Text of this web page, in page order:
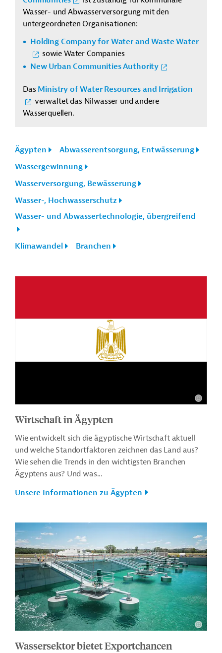
Wasser- und Abwasserversorgung mit den
untergeordneten Organisationen:
Holding Company for Water and Waste Water
sowie Water Companies
New Urban Communities Authority
Das Ministry of Water Resources and Irrigation
verwaltet das Nilwasser und andere
Wasserquellen.
Ägypten
Abwasserentsorgung, Entwässerung
Wassergewinnung
Wasserversorgung, Bewässerung
Wasser-, Hochwasserschutz
Wasser- und Abwassertechnologie, übergreifend
Klimawandel Branchen
Wirtschaft in Ägypten
Wie entwickelt sich die ägyptische Wirtschaft aktuell
und welche Standortfaktoren zeichnen das Land aus?
Wie sehen die Trends in den wichtigsten Branchen
Ägyptens aus? Und was...
Unsere Informationen zu Ägypten
Wassersektor bietet Exportchancen